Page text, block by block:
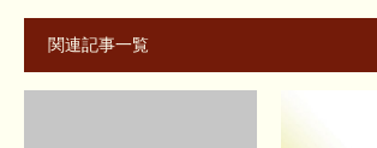
関連記事一覧